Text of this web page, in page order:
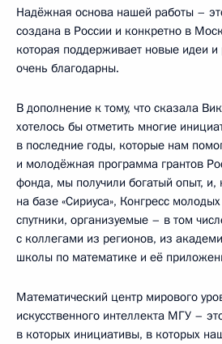
Надёжная основа нашей работы –
создана в России и конкретно в
которая поддерживает новые идеи
очень благодарны.
В дополнение к тому, что сказала
хотелось бы отметить многие
в последние годы, которые нам
и молодёжная программа грантов
фонда, мы получили богатый опыт, и,
на базе «Сириуса», Конгресс
спутники, организуемые – в том
с коллегами из регионов, из
школы по математике и её
Математический центр мирового
искусственного интеллекта МГУ –
в которых инициативы, в которых